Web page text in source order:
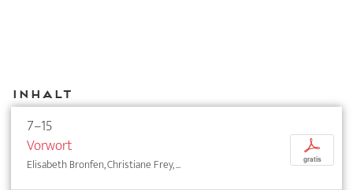
Inhalt
7–15
Vorwort
Elisabeth Bronfen, Christiane Frey, ...
p
gratis